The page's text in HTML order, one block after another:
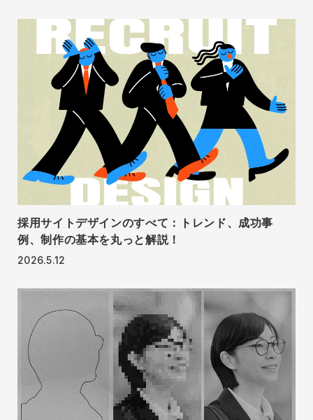
採用サイトデザインのすべて：トレンド、成功事
例、制作の基本を丸っと解説！
2026.5.12